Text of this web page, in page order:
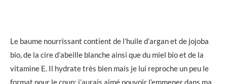
Le baume nourrissant contient de l’huile d’argan et de jojoba
bio, de la cire d’abeille blanche ainsi que du miel bio et de la
vitamine E. Il hydrate très bien mais je lui reproche un peu le
format pour le coup: j’aurais aimé pouvoir l’emmener dans ma